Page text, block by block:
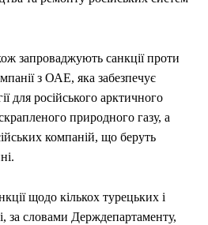
запроваджують санкції проти
з ОАЕ, яка забезпечує
для російського арктичного
природного газу, а
компаній, що беруть
щодо кількох турецьких і
за словами Держдепартаменту,